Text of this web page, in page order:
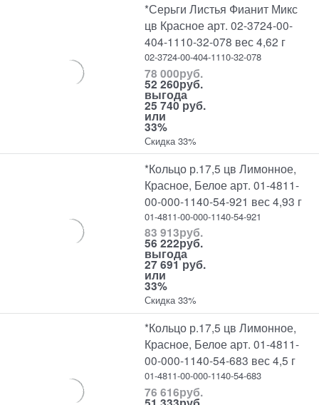
*Серьги Листья Фианит Микс
цв Красное арт. 02-3724-00-
404-1110-32-078 вес 4,62 г
02-3724-00-404-1110-32-078
78 000руб.
52 260руб.
выгода
25 740 руб.
или
33%
Скидка 33%
*Кольцо р.17,5 цв Лимонное,
Красное, Белое арт. 01-4811-
00-000-1140-54-921 вес 4,93 г
01-4811-00-000-1140-54-921
83 913руб.
56 222руб.
выгода
27 691 руб.
или
33%
Скидка 33%
*Кольцо р.17,5 цв Лимонное,
Красное, Белое арт. 01-4811-
00-000-1140-54-683 вес 4,5 г
01-4811-00-000-1140-54-683
76 616руб.